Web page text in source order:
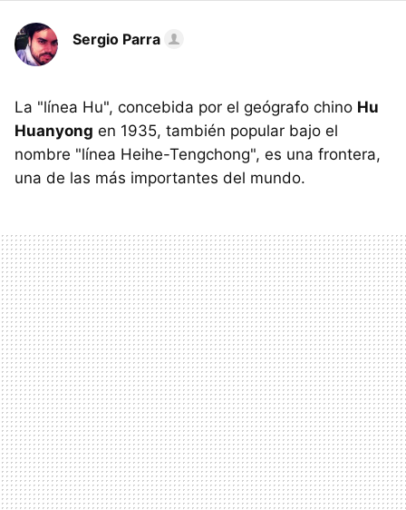
Sergio Parra
La "línea Hu", concebida por el geógrafo chino Hu
Huanyong en 1935, también popular bajo el
nombre "línea Heihe-Tengchong", es una frontera,
una de las más importantes del mundo.